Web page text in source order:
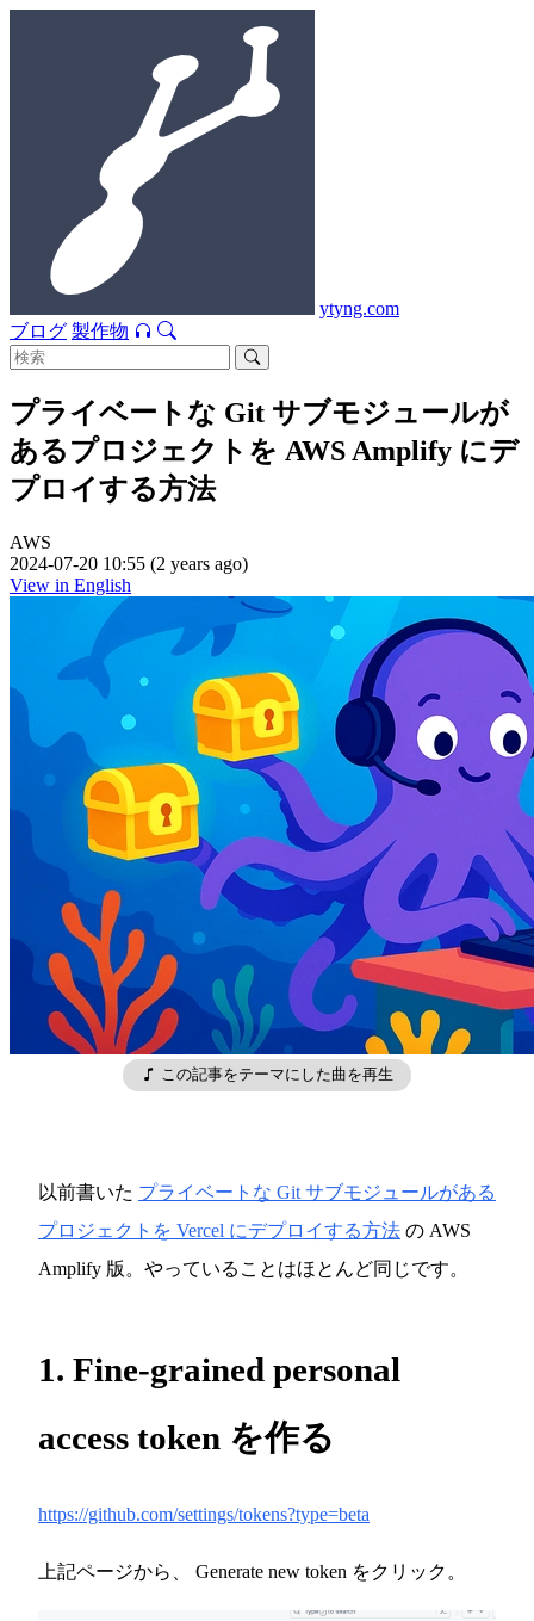
ytyng.com
ブログ 製作物
プライベートな Git サブモジュールが
あるプロジェクトを AWS Amplify にデ
プロイする方法
AWS
2024-07-20 10:55 (2 years ago)
View in English
この記事をテーマにした曲を再生
以前書いた プライベートな Git サブモジュールがある
プロジェクトを Vercel にデプロイする方法 の AWS
Amplify 版。やっていることはほとんど同じです。
1. Fine-grained personal
access token を作る
https://github.com/settings/tokens?type=beta
上記ページから、 Generate new token をクリック。